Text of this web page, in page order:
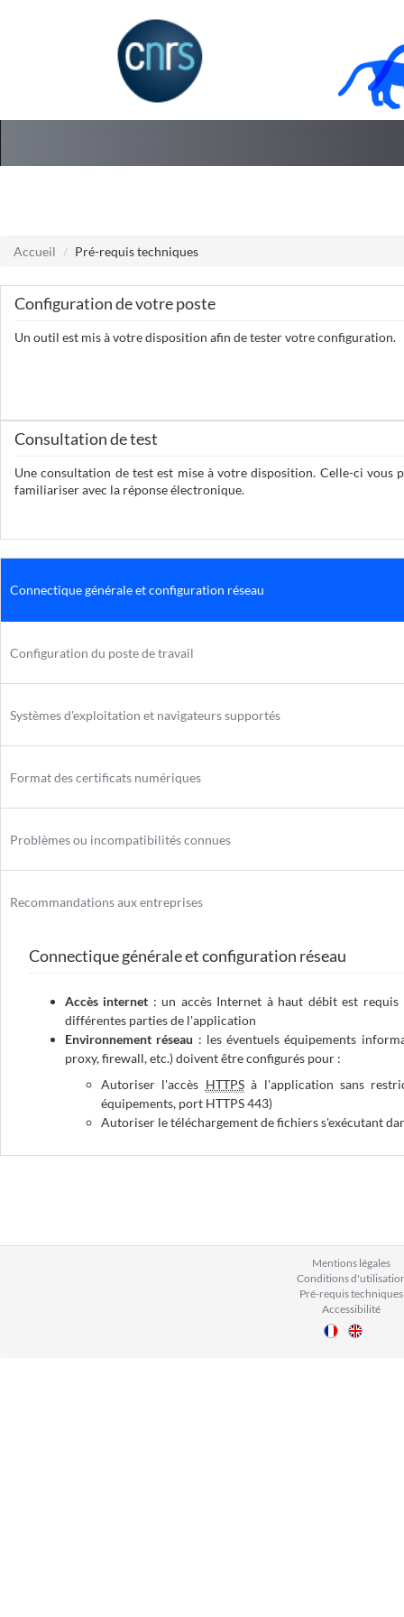
Accueil Pré-requis techniques
Configuration de votre poste
Un outil est mis à votre disposition afin de tester votre configuration.
Consultation de test
Une consultation de test est mise à votre disposition. Celle-ci
familiariser avec la réponse électronique.
Connectique générale et configuration réseau
Configuration du poste de travail
Systèmes d'exploitation et navigateurs supportés
Format des certificats numériques
Problèmes ou incompatibilités connues
Recommandations aux entreprises
Connectique générale et configuration réseau
Accès internet : un accès Internet à haut débit est
différentes parties de l'application
Environnement réseau : les éventuels équipements
proxy, firewall, etc.) doivent être configurés pour :
Autoriser l'accès HTTPSà l'application sans
équipements, port HTTPS 443)
Autoriser le téléchargement de fichiers s'exécutant
Mentions légales
Conditions
Pré-requis techniques
Accessibilité